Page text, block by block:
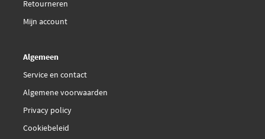
Retourneren
Mijn account
Algemeen
Service en contact
Algemene voorwaarden
Privacy policy
Cookiebeleid